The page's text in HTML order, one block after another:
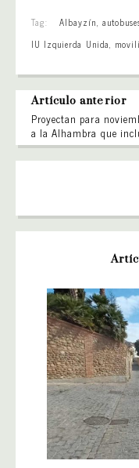
Tag: Albayzín
IU Izquierda Unida
Artículo anterior
Proyectan para
a la Alhambra que